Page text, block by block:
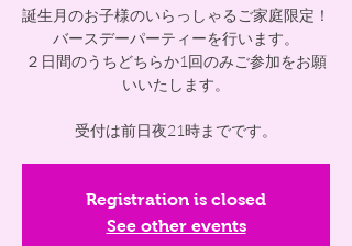
誕生月のお子様のいらっしゃるご家庭限定！
バースデーパーティーを行います。
２日間のうちどちらか1回のみご参加をお願
いいたします。
受付は前日夜21時までです。
Registration is closed
See other events